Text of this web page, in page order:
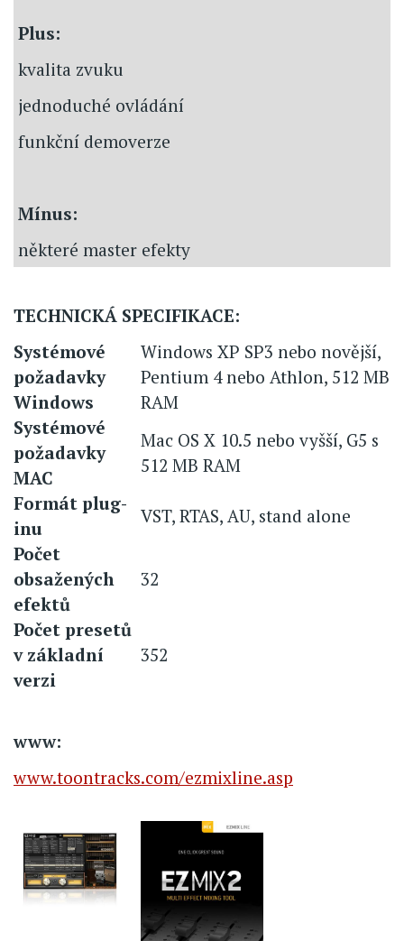
Plus:
kvalita zvuku
jednoduché ovládání
funkční demoverze
Mínus:
některé master efekty
TECHNICKÁ SPECIFIKACE:
Systémové
požadavky
Windows
Windows XP SP3 nebo novější,
Pentium 4 nebo Athlon, 512 MB
RAM
Systémové
požadavky
MAC
Mac OS X 10.5 nebo vyšší, G5 s
512 MB RAM
Formát plug-
inu
VST, RTAS, AU, stand alone
Počet
obsažených
efektů
32
Počet presetů
v základní
verzi
352
www:
www.toontracks.com/ezmixline.asp